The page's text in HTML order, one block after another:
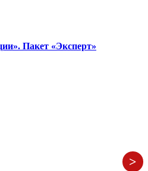
Пакет «Эксперт»
>